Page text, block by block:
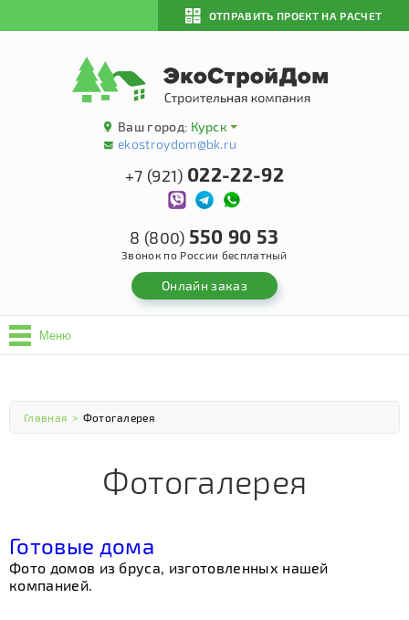
ОТПРАВИТЬ ПРОЕКТ НА РАСЧЕТ
Ваш город: Курск
ekostroydom@bk.ru
+7 (921) 022-22-92
8 (800) 550 90 53
Звонок по России бесплатный
Онлайн заказ
Меню
Главная > Фотогалерея
Фотогалерея
Готовые дома
Фото домов из бруса, изготовленных нашей
компанией.